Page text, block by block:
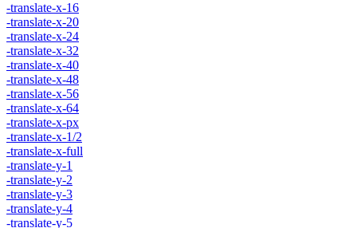
-translate-x-16
-translate-x-20
-translate-x-24
-translate-x-32
-translate-x-40
-translate-x-48
-translate-x-56
-translate-x-64
-translate-x-px
-translate-x-1/2
-translate-x-full
-translate-y-1
-translate-y-2
-translate-y-3
-translate-y-4
-translate-y-5